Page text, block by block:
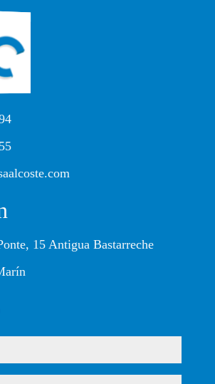
15 Antigua Bastarreche